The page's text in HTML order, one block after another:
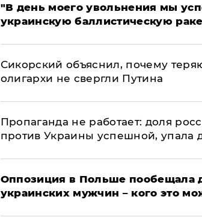
​"В день моего увольнения мы
украинскую баллистическую
Сикорский объяснил, почему
олигархи не свергли Путина
​Пропаганда не работает: доля
против Украины успешной, упала
Оппозиция в Польше пообещала
украинских мужчин – кого это